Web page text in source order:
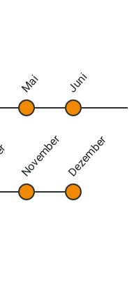
Mai Juni
November Dezember